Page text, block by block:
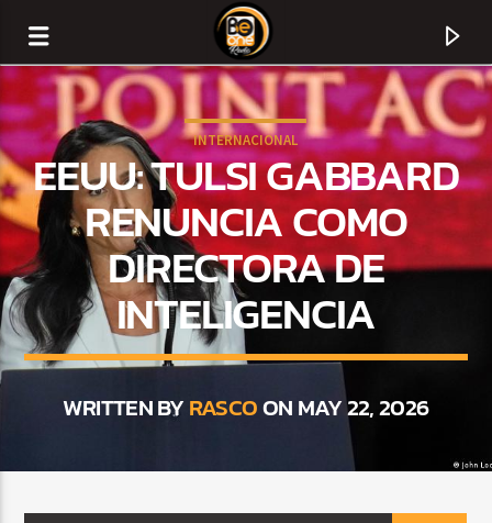
CURRENT TRACK
ARTIST
INTERNACIONAL
EEUU: TULSI GABBARD
RENUNCIA COMO
DIRECTORA DE
INTELIGENCIA
WRITTEN BYRASCOON MAY 22, 2026